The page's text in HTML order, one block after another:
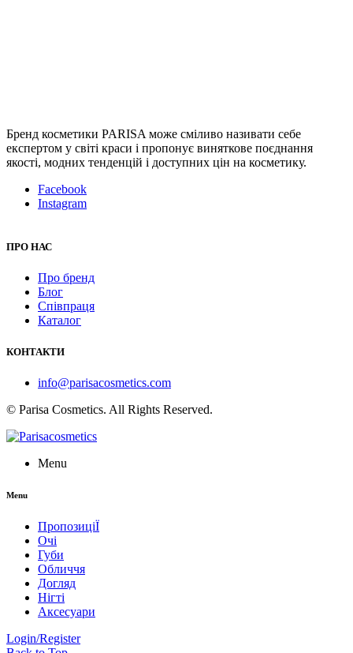
Бренд косметики PARISA може сміливо називати себе
експертом у світі краси і пропонує виняткове поєднання
якості, модних тенденцій і доступних цін на косметику.
Facebook
Instagram
ПРО НАС
Про бренд
Блог
Співпраця
Каталог
КОНТАКТИ
info@parisacosmetics.com
© Parisa Cosmetics. All Rights Reserved.
Menu
Menu
ПропозиціЇ
Очі
Губи
Обличчя
Догляд
Нігті
Аксесуари
Login/Register